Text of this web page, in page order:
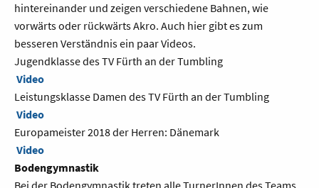
hintereinander und zeigen verschiedene Bahnen, wie
vorwärts oder rückwärts Akro. Auch hier gibt es zum
besseren Verständnis ein paar Videos.
Jugendklasse des TV Fürth an der Tumbling
Video
Leistungsklasse Damen des TV Fürth an der Tumbling
Video
Europameister 2018 der Herren: Dänemark
Video
Bodengymnastik
Bei der Bodengymnastik treten alle TurnerInnen des Teams